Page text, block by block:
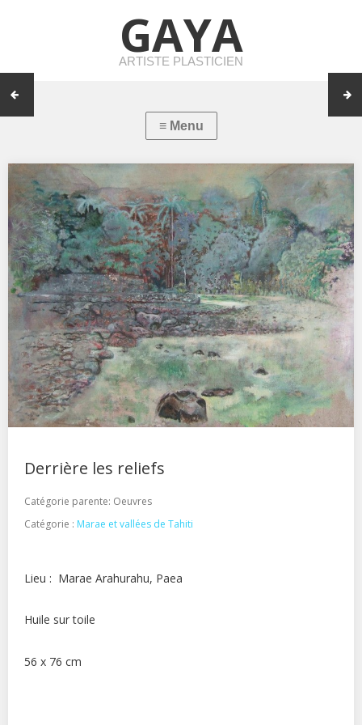
GAYA
ARTISTE PLASTICIEN
Derrière les reliefs
Catégorie parente: Oeuvres
Catégorie : Marae et vallées de Tahiti
Lieu : Marae Arahurahu, Paea
Huile sur toile
56 x 76 cm